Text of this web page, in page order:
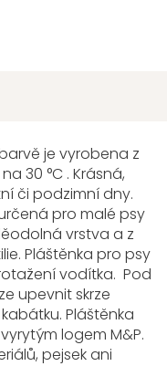
je vyrobena z
30 °C . Krásná,
či podzimní dny.
pro malé psy
vrstva a z
Pláštěnka pro psy
vodítka. Pod
upevnit skrze
Pláštěnka
logem M&P.
pejsek ani